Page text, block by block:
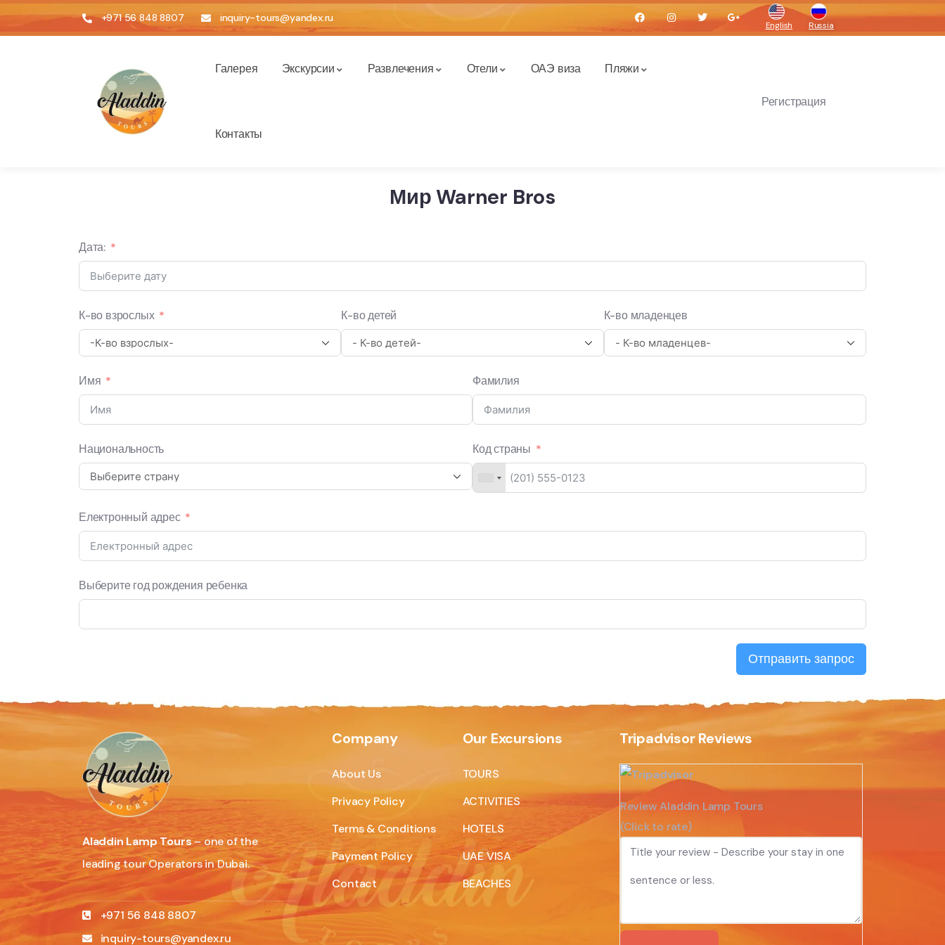
+971 56 848 8807 inquiry-tours@yandex.ru
English Russia
Галерея Экскурсии Развлечения Отели ОАЭ виза Пляжи
Контакты
Регистрация
Мир Warner Bros
Дата:
К-во взрослых К-во детей К-во младенцев
Имя Фамилия
Национальность Код страны
Електронный адрес
Выберите год рождения ребенка
Отправить запрос
Aladdin Lamp Tours– one of the
leading tour Operators in Dubai.
+971 56 848 8807
inquiry-tours@yandex.ru
Company
About Us
Privacy Policy
Terms & Conditions
Payment Policy
Contact
Our Excursions
TOURS
ACTIVITIES
HOTELS
UAE VISA
BEACHES
Tripadvisor Reviews
Review Aladdin Lamp Tours
(Click to rate)